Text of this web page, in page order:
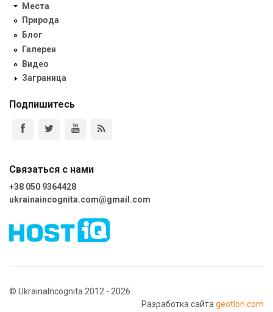
Места
Природа
Блог
Галереи
Видео
Заграница
Подпишитесь
Связаться с нами
+38 050 9364428
ukrainaincognita.com@gmail.com
© UkrainaIncognita 2012 - 2026
Разработка сайта geotlon.com